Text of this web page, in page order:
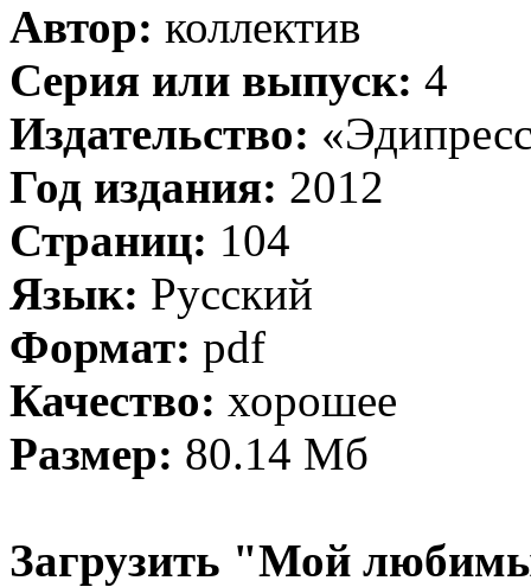
Автор: коллектив
Серия или выпуск: 4
Издательство:
Год издания: 2012
Страниц: 104
Язык: Русский
Формат: pdf
Качество: хорошее
Размер: 80.14 Мб
Загрузить "Мой